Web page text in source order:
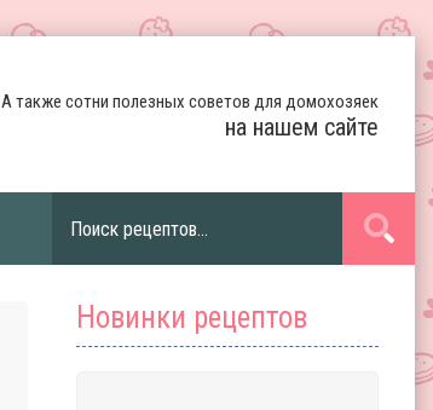
А также сотни полезных советов для домохозяек
на нашем сайте
Новинки рецептов